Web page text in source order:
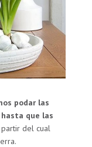
podar las
que las
del cual